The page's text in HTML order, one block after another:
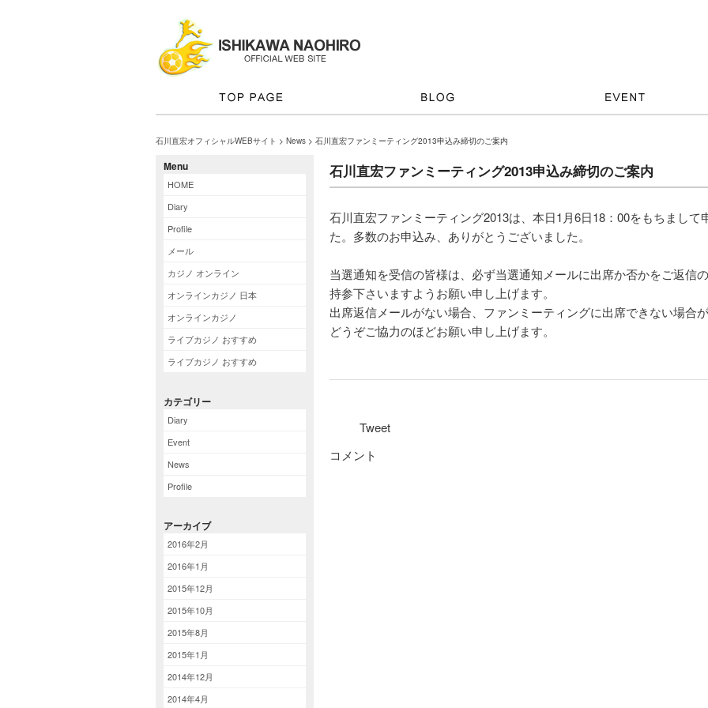
石川直宏オフィシャルWEBサイト > News > 石川直宏ファンミーティング2013申込み締切のご案内
Menu
HOME
Diary
Profile
メール
カジノ オンライン
オンラインカジノ 日本
オンラインカジノ
ライブカジノ おすすめ
ライブカジノ おすすめ
カテゴリー
Diary
Event
News
Profile
アーカイブ
2016年2月
2016年1月
2015年12月
2015年10月
2015年8月
2015年1月
2014年12月
2014年4月
石川直宏ファンミーティング2013申込み締切のご案内
石川直宏ファンミーティング2013は、本日1月6日18：00をもちまして
た。多数のお申込み、ありがとうございました。
当選通知を受信の皆様は、必ず当選通知メールに出席か否かをご返信
持参下さいますようお願い申し上げます。
出席返信メールがない場合、ファンミーティングに出席できない場合
どうぞご協力のほどお願い申し上げます。
Tweet
コメント